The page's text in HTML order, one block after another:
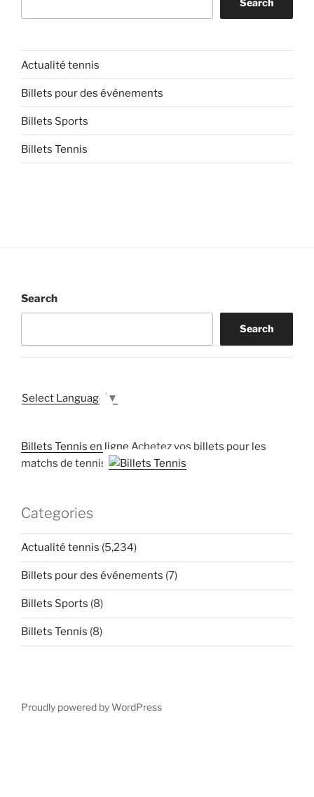
Actualité tennis
Billets pour des événements
Billets Sports
Billets Tennis
Search
Search
Select Language ▼
Billets Tennis en ligne Achetez vos billets pour les
matchs de tennis
Categories
Actualité tennis (5,234)
Billets pour des événements (7)
Billets Sports (8)
Billets Tennis (8)
Proudly powered by WordPress